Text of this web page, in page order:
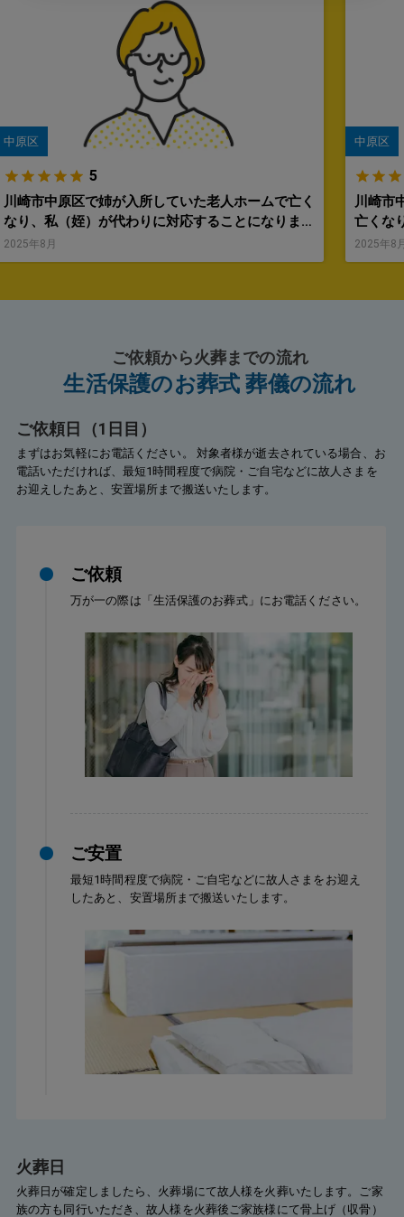
中原区
5
川崎市中原区で姉が入所していた老人ホームで亡く
なり、私（姪）が代わりに対応することになりまし
た。突然の訃報にどうしたら良いのか分からず、施
設の職員から『生活保護を受けている場合は制度が
た。 担当の方は、まず落ち着いた声で状況を確認
いただき、経済的な不安が一気に解消されたことを
覚えています。 老人ホームからの搬送、安置所の
手配、火葬の日程調整に加えて、役所への申請も代
行していただいたため、初めての立場でも安心して
任せることができました。姪という立場で不安も多
かったのですが、最後まで寄り添って対応してくだ
さったおかげで、無事に姉を見送ることができまし
た。
2025年8月
中原区
川崎市
亡くな
ばなり
すぐ駆
当の方
行けな
たのは
2025年8
ご依頼から火葬までの流れ
生活保護のお葬式 葬儀の流れ
ご依頼日（1日目）
まずはお気軽にお電話ください。 対象者様が逝去されている場合、お
電話いただければ、最短1時間程度で病院・ご自宅などに故人さまを
お迎えしたあと、安置場所まで搬送いたします。
ご依頼
万が一の際は「生活保護のお葬式」にお電話ください。
ご安置
最短1時間程度で病院・ご自宅などに故人さまをお迎え
したあと、安置場所まで搬送いたします。
火葬日
火葬日が確定しましたら、火葬場にて故人様を火葬いたします。ご家
族の方も同行いただき、故人様を火葬後ご家族様にて骨上げ（収骨）